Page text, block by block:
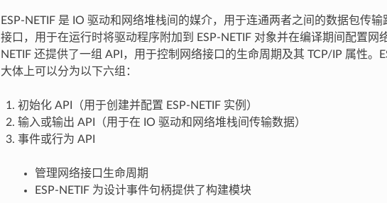
ESP-NETIF 是 IO 驱动和网络堆栈间的媒介，用于连通两者之间的数据包传输
接口，用于在运行时将驱动程序附加到 ESP-NETIF 对象并在编译期间配置网
NETIF 还提供了一组 API，用于控制网络接口的生命周期及其 TCP/IP 属性。
大体上可以分为以下六组：
初始化 API（用于创建并配置 ESP-NETIF 实例）
输入或输出 API（用于在 IO 驱动和网络堆栈间传输数据）
事件或行为 API
管理网络接口生命周期
ESP-NETIF 为设计事件句柄提供了构建模块